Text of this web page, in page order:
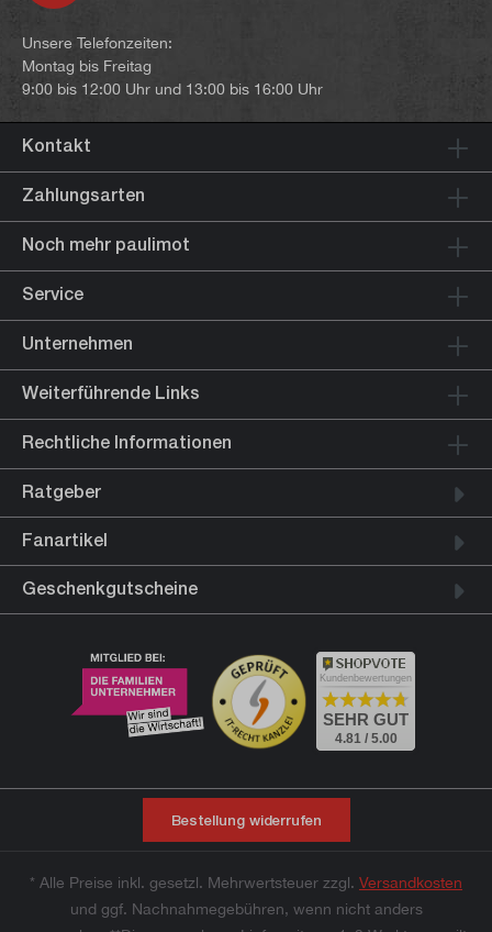
Unsere Telefonzeiten:
Montag bis Freitag
9:00 bis 12:00 Uhr und 13:00 bis 16:00 Uhr
Kontakt
Zahlungsarten
Noch mehr paulimot
Service
Unternehmen
Weiterführende Links
Rechtliche Informationen
Ratgeber
Fanartikel
Geschenkgutscheine
Kundenbewertungen
SEHR GUT
4.81 / 5.00
Bestellung widerrufen
* Alle Preise inkl. gesetzl. Mehrwertsteuer zzgl. Versandkosten
und ggf. Nachnahmegebühren, wenn nicht anders